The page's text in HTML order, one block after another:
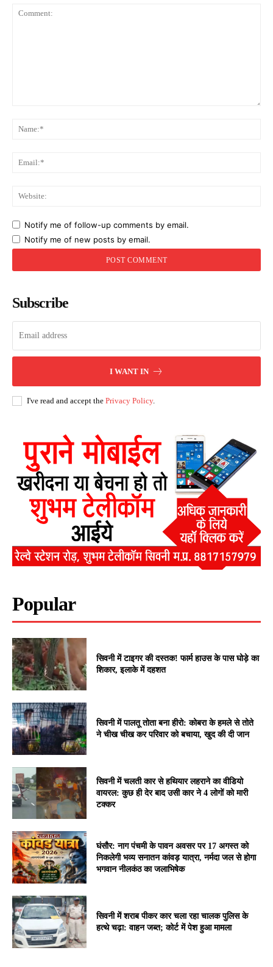
Notify me of follow-up comments by email.
Notify me of new posts by email.
Subscribe
I WANT IN
I've read and accept the Privacy Policy.
Popular
सिवनी में टाइगर की दस्तक! फार्म हाउस के पास घोड़े का
शिकार, इलाके में दहशत
सिवनी में पालतू तोता बना हीरो: कोबरा के हमले से तोते
ने चीख चीख कर परिवार को बचाया, खुद की दी जान
सिवनी में चलती कार से हथियार लहराने का वीडियो
वायरल: कुछ ही देर बाद उसी कार ने 4 लोगों को मारी
टक्कर
घंसौर: नाग पंचमी के पावन अवसर पर 17 अगस्त को
निकलेगी भव्य सनातन कांवड़ यात्रा, नर्मदा जल से होगा
भगवान नीलकंठ का जलाभिषेक
सिवनी में शराब पीकर कार चला रहा चालक पुलिस के
हत्थे चढ़ा: वाहन जब्त; कोर्ट में पेश हुआ मामला